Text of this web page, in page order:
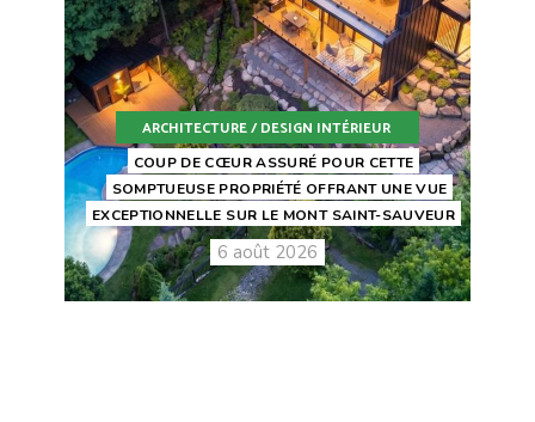
ARCHITECTURE / DESIGN INTÉRIEUR
COUP DE CŒUR ASSURÉ POUR CETTE
SOMPTUEUSE PROPRIÉTÉ OFFRANT UNE VUE
EXCEPTIONNELLE SUR LE MONT SAINT-SAUVEUR
6 août 2026